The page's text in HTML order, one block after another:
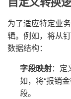
为了适应特定业
辑。例如，将从
数据结构：
字段映射：定
如，将“报销
段。